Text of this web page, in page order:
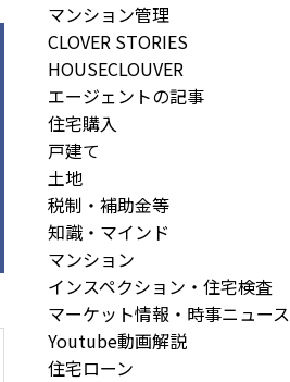
マンション管理
CLOVER STORIES
HOUSECLOUVER
エージェントの記事
住宅購入
戸建て
土地
税制・補助金等
知識・マインド
マンション
インスペクション・住宅検査
マーケット情報・時事ニュース
Youtube動画解説
住宅ローン